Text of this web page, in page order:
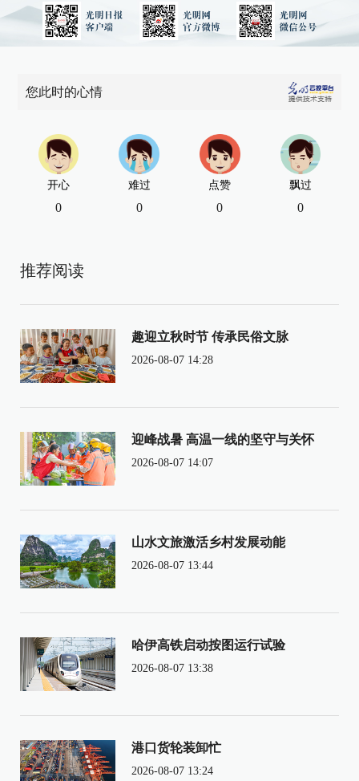
您此时的心情
开心
0
难过
0
点赞
0
飘过
0
推荐阅读
趣迎立秋时节 传承民俗文脉
2026-08-07 14:28
迎峰战暑 高温一线的坚守与关怀
2026-08-07 14:07
山水文旅激活乡村发展动能
2026-08-07 13:44
哈伊高铁启动按图运行试验
2026-08-07 13:38
港口货轮装卸忙
2026-08-07 13:24